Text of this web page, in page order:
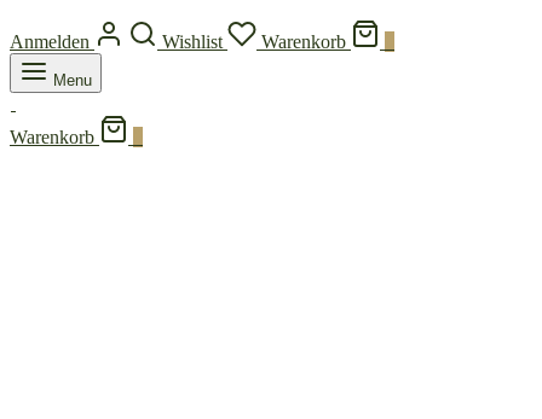
Anmelden Wishlist Warenkorb
Menu
Warenkorb